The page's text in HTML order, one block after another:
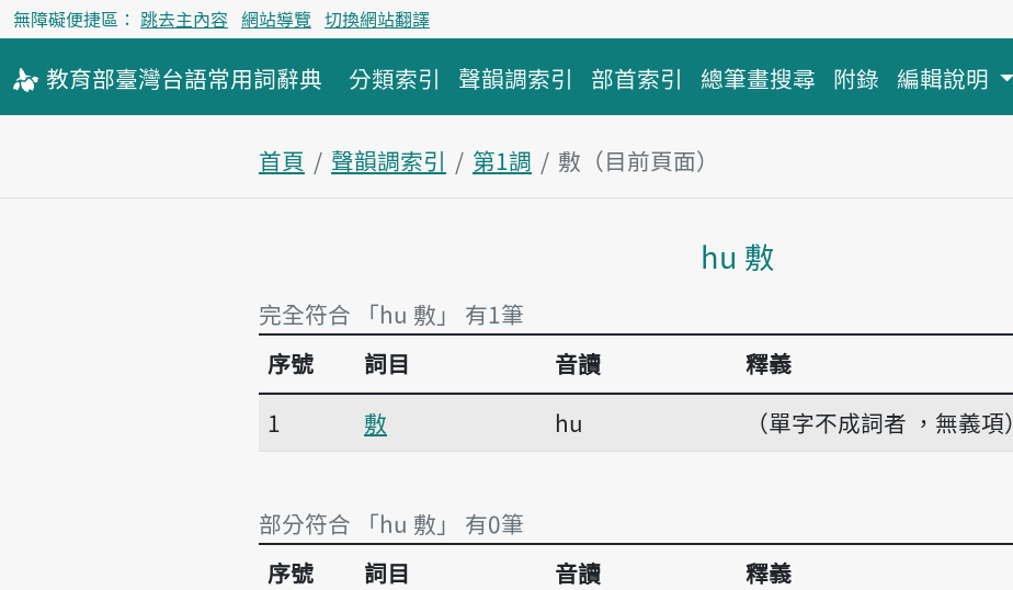
無障礙便捷區： 跳去主內容 網站導覽 切換網站翻譯
教育部臺灣台語常用詞辭典 分類索引 聲韻調索引 部首索引 總筆畫搜尋 附錄 編輯說明
首頁 聲韻調索引 第1調
敷（目前頁面）
hu 敷
完全符合 「hu 敷」 有1筆
完全符合 「hu 敷」 有1筆
序號 詞目 音讀
釋義
1
敷 hu （單字不成詞者 ，無義項）
部分符合 「hu 敷」 有0筆
序號 詞目 音讀 釋義